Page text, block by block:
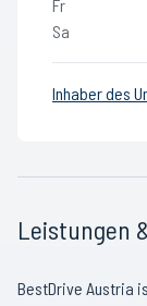
Fr
Sa
Inhaber des
Leistungen
BestDrive Austria